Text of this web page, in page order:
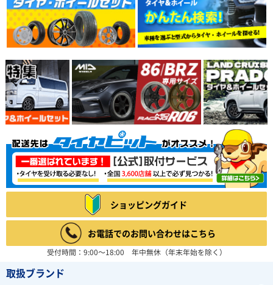
ショッピングガイド
お電話でのお問い合わせはこちら
受付時間：9:00～18:00 年中無休（年末年始を除く）
取扱ブランド